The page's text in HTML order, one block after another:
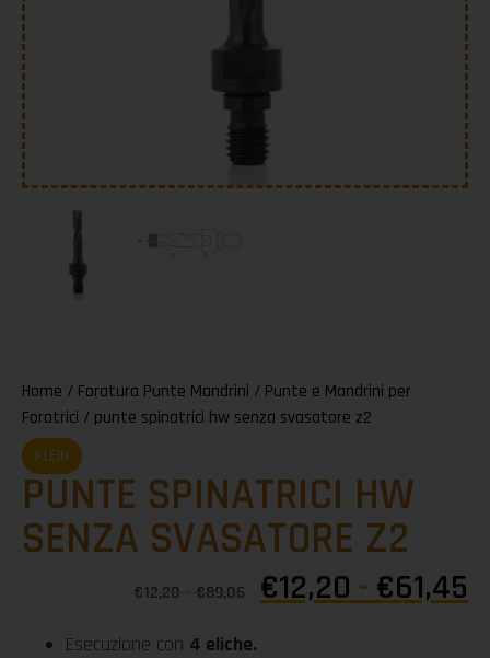
Home / Foratura Punte Mandrini / Punte e Mandrini per
Foratrici / punte spinatrici hw senza svasatore z2
KLEIN
PUNTE SPINATRICI HW
SENZA SVASATORE Z2
€12,20-€89,06 €12,20 - €61,45
Esecuzione con 4 eliche.